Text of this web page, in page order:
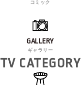
コミック
GALLERY
ギャラリー
TV CATEGORY